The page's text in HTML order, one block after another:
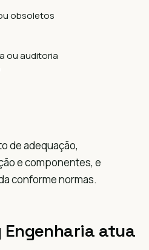
obsoletos
ou auditoria
de adequação,
e componentes, e
conforme normas.
Engenharia atua